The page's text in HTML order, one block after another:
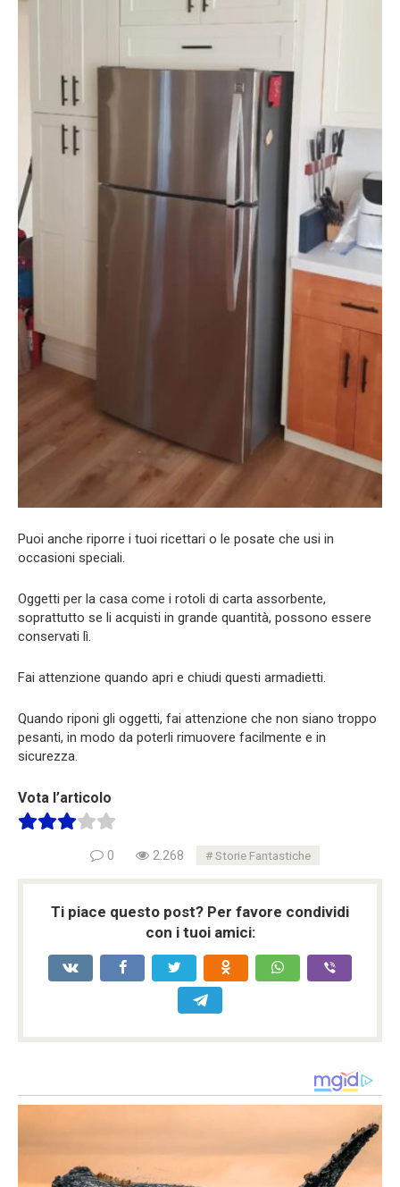
Puoi anche riporre i tuoi ricettari o le posate che usi in
occasioni speciali.
Oggetti per la casa come i rotoli di carta assorbente,
soprattutto se li acquisti in grande quantità, possono essere
conservati lì.
Fai attenzione quando apri e chiudi questi armadietti.
Quando riponi gli oggetti, fai attenzione che non siano troppo
pesanti, in modo da poterli rimuovere facilmente e in
sicurezza.
Vota l’articolo
0 2.268 Storie Fantastiche
Ti piace questo post? Per favore condividi
con i tuoi amici: